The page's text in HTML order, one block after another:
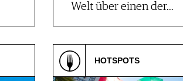
Welt über einen der…
HOTSPOTS